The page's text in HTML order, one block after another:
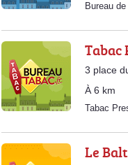
Bureau
Tabac
3 place
À 6 km
Tabac
Le